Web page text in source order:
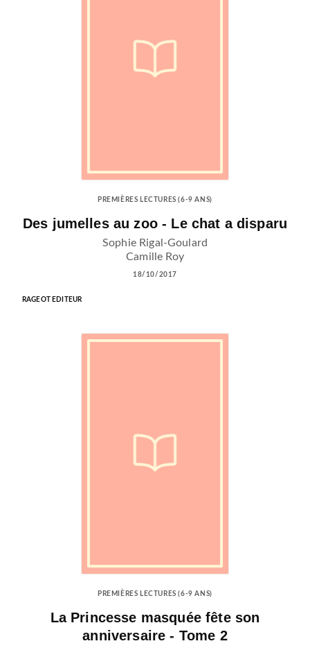
PREMIÈRES LECTURES (6-9 ANS)
Des jumelles au zoo - Le chat a disparu
Sophie Rigal-Goulard
Camille Roy
18/10/2017
RAGEOT EDITEUR
PREMIÈRES LECTURES (6-9 ANS)
La Princesse masquée fête son
anniversaire - Tome 2